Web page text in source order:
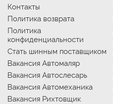
Контакты
Политика возврата
Политика
конфиденциальности
Стать шинным поставщиком
Вакансия Автомаляр
Вакансия Автослесарь
Вакансия Автомеханика
Вакансия Рихтовщик